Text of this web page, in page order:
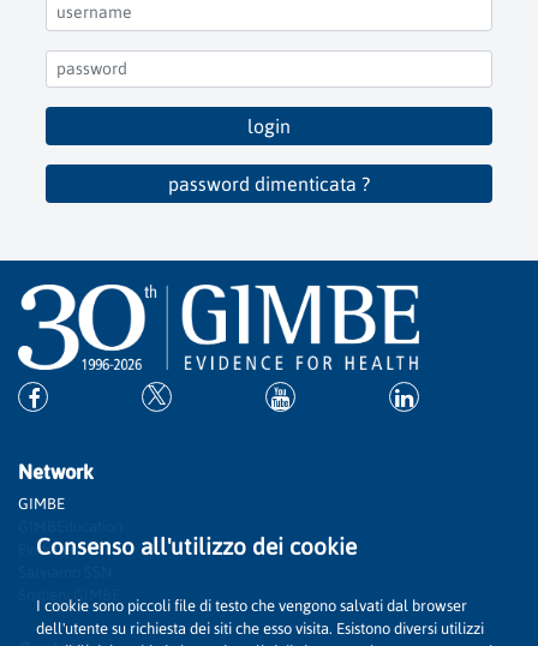
login
password dimenticata ?
Network
GIMBE
Evidence
Sostieni GIMBE
Consenso all'utilizzo dei cookie
I cookie sono piccoli file di testo che vengono salvati dal browser
dell'utente su richiesta dei siti che esso visita. Esistono diversi utilizzi